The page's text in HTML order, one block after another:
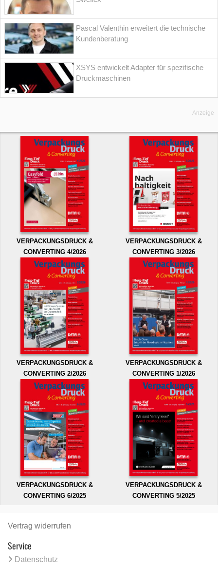
Pascal Valenthin erweitert die technische
Kundenberatung
XSYS entwickelt Adapter für spezifische
Druckmaschinen
Anzeige
VERPACKUNGSDRUCK &
CONVERTING 4/2026
VERPACKUNGSDRUCK &
CONVERTING 3/2026
VERPACKUNGSDRUCK &
CONVERTING 2/2026
VERPACKUNGSDRUCK &
CONVERTING 1/2026
VERPACKUNGSDRUCK &
CONVERTING 6/2025
VERPACKUNGSDRUCK &
CONVERTING 5/2025
Vertrag widerrufen
Service
Datenschutz